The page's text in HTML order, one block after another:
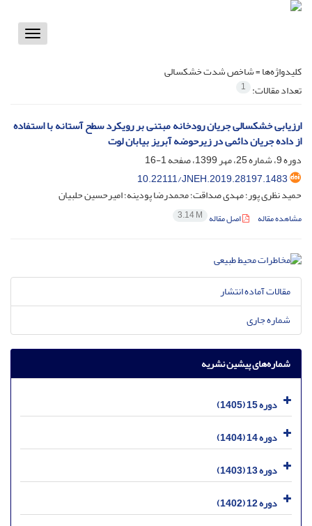
Toggle
کلیدواژه‌ها =شاخص شدت خشکسالی
تعداد مقالات: 1
ارزیابی خشکسالی جریان رودخانه مبتنی بر رویکرد سطح آستانه با استفاده
از داده جریان دائمی در زیرحوضه آبریز بیابان لوت
دوره 9، شماره 25، مهر 1399، صفحه
1-16
10.22111/JNEH.2019.28197.1483
حمید نظری پور؛ مهدی صداقت؛ محمدرضا پودینه؛ امیرحسین حلبیان
مشاهده مقاله اصل مقاله 3.14 M
مقالات آماده انتشار
شماره جاری
شماره‌های پیشین نشریه
دوره 15 (1405)
دوره 14 (1404)
دوره 13 (1403)
دوره 12 (1402)